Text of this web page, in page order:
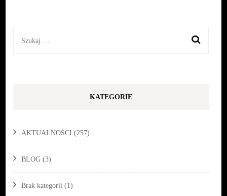
Szukaj:
KATEGORIE
AKTUALNOŚCI (257)
BLOG (3)
Brak kategorii (1)